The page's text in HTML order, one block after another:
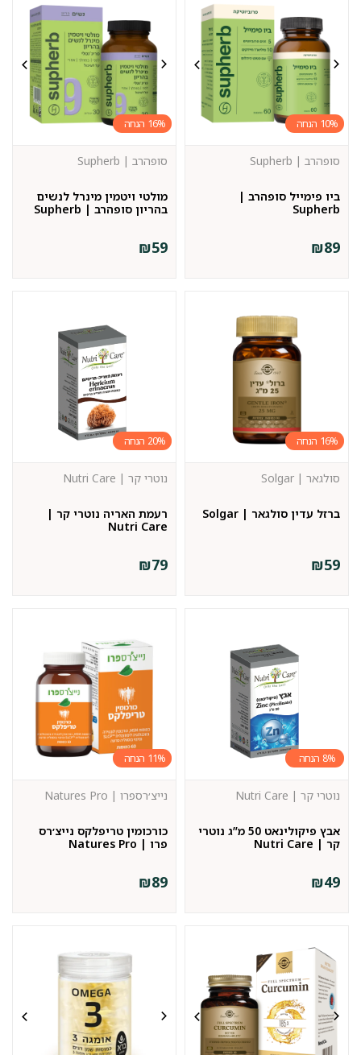
10%
ביו פימייל סופהרב |
Supherb
סופהרב | Supherb
₪89
16%
מולטי ויטמין מינרל לנשים
בהריון סופהרב | Supherb
סופהרב | Supherb
₪59
16%
ברזל עדין סולגאר | Solgar
סולגאר | Solgar
₪59
20%
רעמת האריה נוטרי קר |
Nutri Care
נוטרי קר | Nutri Care
₪79
8%
אבץ פיקולינאט 50 מ”ג נוטרי
קר | Nutri Care
נוטרי קר | Nutri Care
₪49
11%
כורכומין טריפלקס נייצ׳רס
פרו | Natures Pro
נייצ׳רספרו | Natures Pro
₪89